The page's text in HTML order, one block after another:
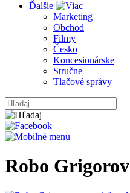
Ďalšie
Marketing
Obchod
Filmy
Česko
Koncesionárske
Stručne
Tlačové správy
Robo Grigorov